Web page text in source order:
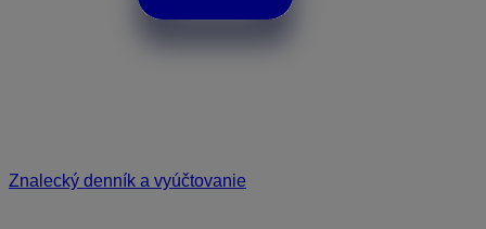
Znalecký denník a vyúčtovanie